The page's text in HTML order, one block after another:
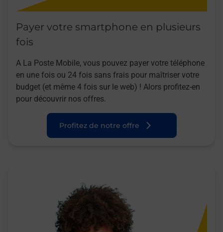
Payer votre smartphone en plusieurs
fois
A La Poste Mobile, vous pouvez payer votre téléphone
en une fois ou 24 fois sans frais pour maîtriser votre
budget (et même 4 fois sur le web) ! Alors profitez-en
pour découvrir nos offres.
Profitez de notre offre